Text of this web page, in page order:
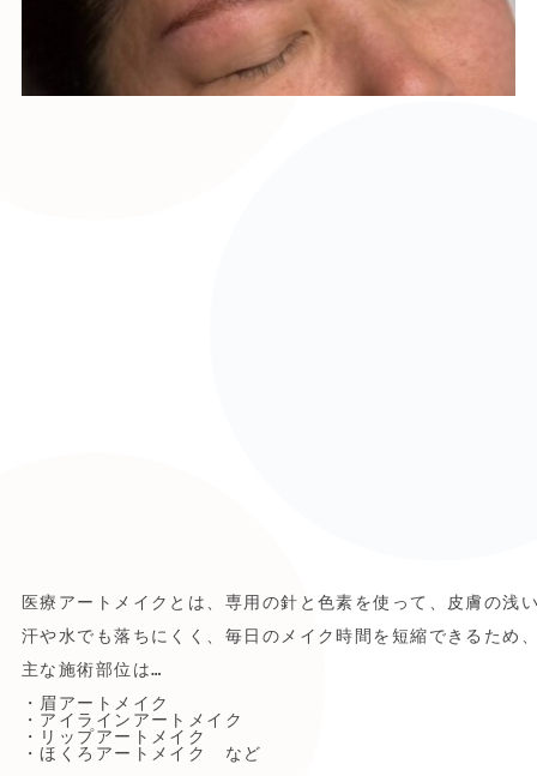
医療アートメイクとは、専用の針と色素を使って、皮膚の
汗や水でも落ちにくく、毎日のメイク時間を短縮できるため
主な施術部位は…
・眉アートメイク
・アイラインアートメイク
・リップアートメイク
・ほくろアートメイク　など